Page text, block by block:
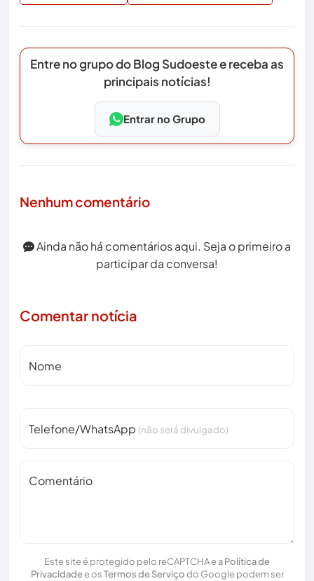
Entre no grupo do Blog Sudoeste e receba as
principais notícias!
Entrar no Grupo
Nenhum comentário
Ainda não há comentários aqui. Seja o primeiro a
participar da conversa!
Comentar notícia
Nome
Telefone/WhatsApp (não será divulgado)
Comentário
Este site é protegido pelo reCAPTCHA e aPolítica de
Privacidadee osTermos de Serviçodo Google podem ser